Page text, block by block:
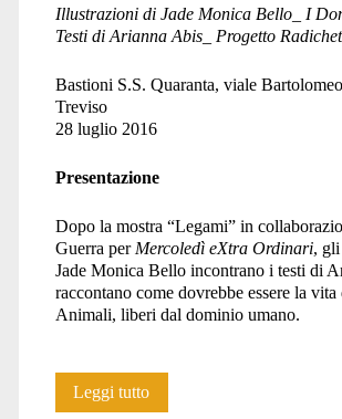
Illustrazioni di Jade Monica Bello_ I
Testi di Arianna Abis_ Progetto
Bastioni S.S. Quaranta, viale
Treviso
28 luglio 2016
Presentazione
Dopo la mostra “Legami” in
Guerra per Mercoledì eXtra Ordinari, gli
Jade Monica Bello incontrano i testi di
raccontano come dovrebbe essere la
Animali, liberi dal dominio umano.
Leggi tuttoMostra: